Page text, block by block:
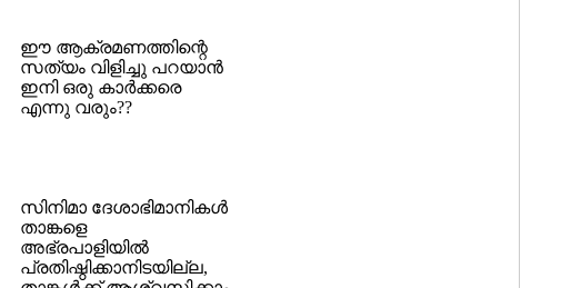
ഈ ആക്രമണത്തിന്റെ
സത്യം വിളിച്ചു പറയാന്‍
ഇനി ഒരു കാര്‍ക്കരെ
എന്നു വരും??
സിനിമാ ദേശാഭിമാനികള്‍
താങ്കളെ
അഭ്രപാളിയില്‍
പ്രതിഷ്ഠിക്കാനിടയില്ല,